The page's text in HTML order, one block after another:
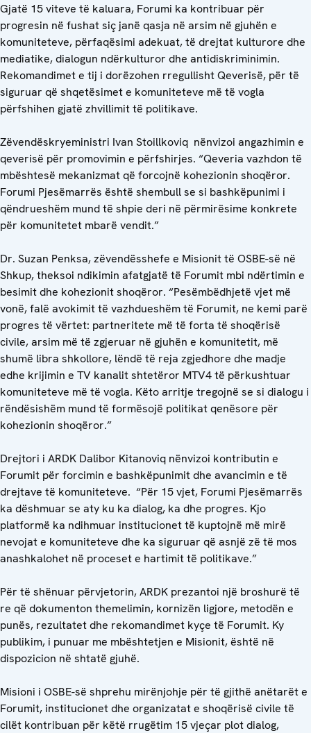
Gjatë 15 viteve të kaluara, Forumi ka kontribuar për
progresin në fushat siç janë qasja në arsim në gjuhën e
komuniteteve, përfaqësimi adekuat, të drejtat kulturore dhe
mediatike, dialogun ndërkulturor dhe antidiskriminimin.
Rekomandimet e tij i dorëzohen rregullisht Qeverisë, për të
siguruar që shqetësimet e komuniteteve më të vogla
përfshihen gjatë zhvillimit të politikave.
Zëvendëskryeministri Ivan Stoillkoviq nënvizoi angazhimin e
qeverisë për promovimin e përfshirjes. “Qeveria vazhdon të
mbështesë mekanizmat që forcojnë kohezionin shoqëror.
Forumi Pjesëmarrës është shembull se si bashkëpunimi i
qëndrueshëm mund të shpie deri në përmirësime konkrete
për komunitetet mbarë vendit.”
Dr. Suzan Penksa, zëvendësshefe e Misionit të OSBE-së në
Shkup, theksoi ndikimin afatgjatë të Forumit mbi ndërtimin e
besimit dhe kohezionit shoqëror. “Pesëmbëdhjetë vjet më
vonë, falë avokimit të vazhdueshëm të Forumit, ne kemi parë
progres të vërtet: partneritete më të forta të shoqërisë
civile, arsim më të zgjeruar në gjuhën e komunitetit, më
shumë libra shkollore, lëndë të reja zgjedhore dhe madje
edhe krijimin e TV kanalit shtetëror MTV4 të përkushtuar
komuniteteve më të vogla. Këto arritje tregojnë se si dialogu i
rëndësishëm mund të formësojë politikat qenësore për
kohezionin shoqëror.”
Drejtori i ARDK Dalibor Kitanoviq nënvizoi kontributin e
Forumit për forcimin e bashkëpunimit dhe avancimin e të
drejtave të komuniteteve. “Për 15 vjet, Forumi Pjesëmarrës
ka dëshmuar se aty ku ka dialog, ka dhe progres. Kjo
platformë ka ndihmuar institucionet të kuptojnë më mirë
nevojat e komuniteteve dhe ka siguruar që asnjë zë të mos
anashkalohet në proceset e hartimit të politikave.”
Për të shënuar përvjetorin, ARDK prezantoi një broshurë të
re që dokumenton themelimin, kornizën ligjore, metodën e
punës, rezultatet dhe rekomandimet kyçe të Forumit. Ky
publikim, i punuar me mbështetjen e Misionit, është në
dispozicion në shtatë gjuhë.
Misioni i OSBE-së shprehu mirënjohje për të gjithë anëtarët e
Forumit, institucionet dhe organizatat e shoqërisë civile të
cilët kontribuan për këtë rrugëtim 15 vjeçar plot dialog,